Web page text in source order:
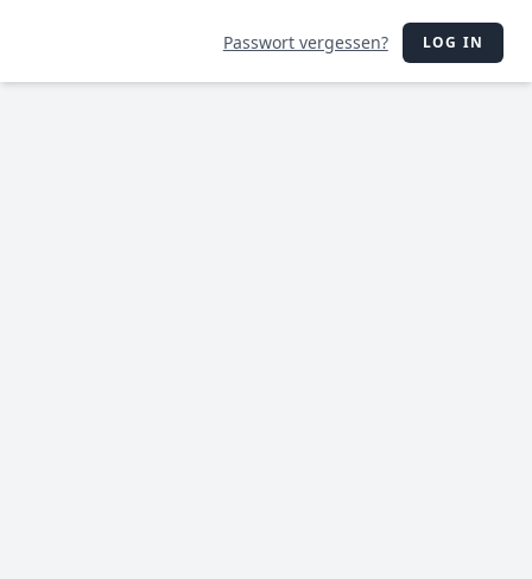
Passwort vergessen? LOG IN